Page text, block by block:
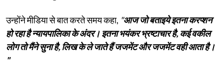
उन्होंने मीडिया से बात करते समय कहा, "आज जो बताइये इतना करप्शन
हो रहा है न्यायपालिका के अंदर। इतना भयंकर भ्रष्टाचार है, कई वकील
लोग तो मैंने सुना है, लिख के ले जाते हैं जजमेंट और जजमेंट वही आता है।
"